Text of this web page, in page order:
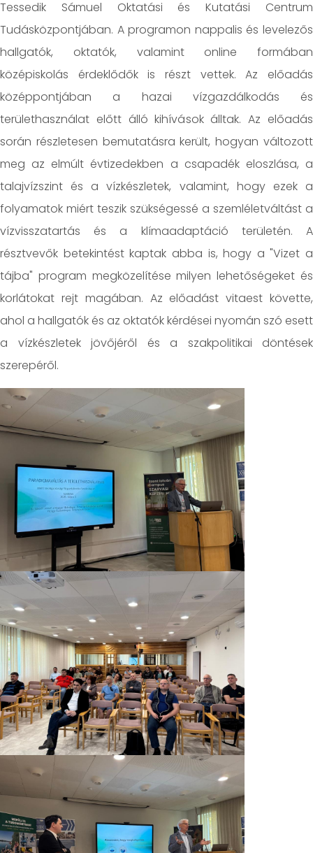
Tessedik Sámuel Oktatási és Kutatási Centrum
Tudásközpontjában. A programon nappalis és levelezős
hallgatók, oktatók, valamint online formában
középiskolás érdeklődők is részt vettek. Az előadás
középpontjában a hazai vízgazdálkodás és
területhasználat előtt álló kihívások álltak. Az előadás
során részletesen bemutatásra került, hogyan változott
meg az elmúlt évtizedekben a csapadék eloszlása, a
talajvízszint és a vízkészletek, valamint, hogy ezek a
folyamatok miért teszik szükségessé a szemléletváltást a
vízvisszatartás és a klímaadaptáció területén. A
résztvevők betekintést kaptak abba is, hogy a "Vizet a
tájba" program megközelítése milyen lehetőségeket és
korlátokat rejt magában. Az előadást vitaest követte,
ahol a hallgatók és az oktatók kérdései nyomán szó esett
a vízkészletek jövőjéről és a szakpolitikai döntések
szerepéről.